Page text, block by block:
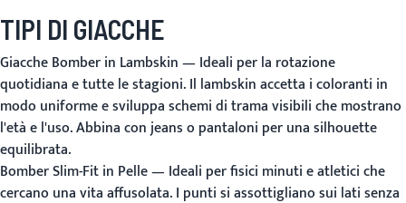
TIPI DI GIACCHE
Giacche Bomber in Lambskin— Ideali per la rotazione
quotidiana e tutte le stagioni. Il lambskin accetta i coloranti in
modo uniforme e sviluppa schemi di trama visibili che mostrano
l'età e l'uso. Abbina con jeans o pantaloni per una silhouette
equilibrata.
Bomber Slim-Fit in Pelle— Ideali per fisici minuti e atletici che
cercano una vita affusolata. I punti si assottigliano sui lati senza